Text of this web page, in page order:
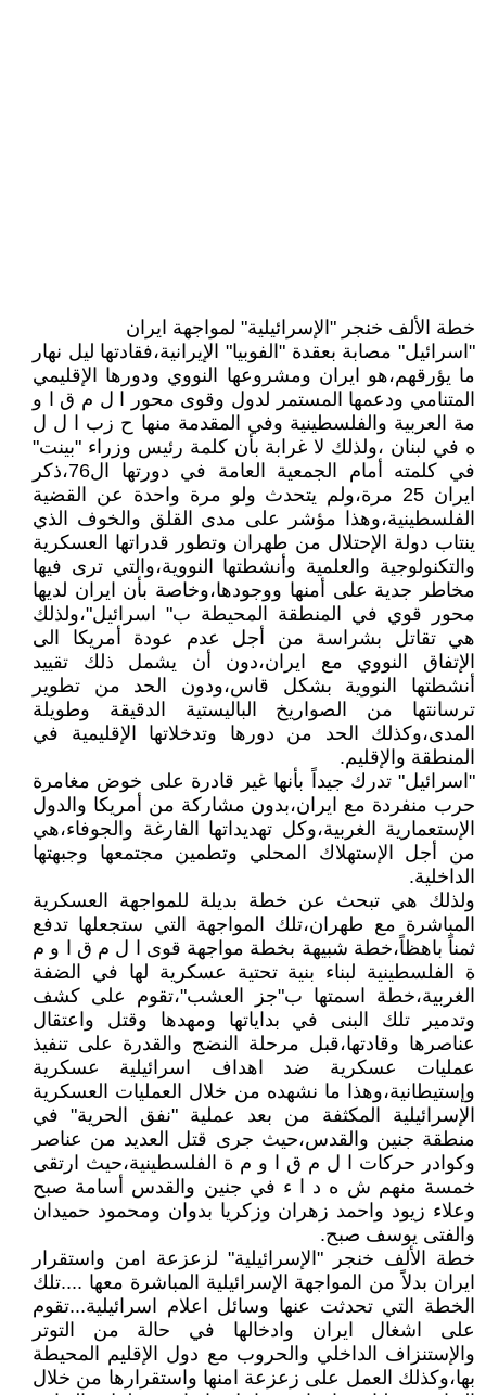
خطة الألف خنجر "الإسرائيلية" لمواجهة ايران
"اسرائيل" مصابة بعقدة "الفوبيا" الإيرانية،فقادتها ليل نهار
ما يؤرقهم،هو ايران ومشروعها النووي ودورها الإقليمي
المتنامي ودعمها المستمر لدول وقوى محور ا ل م ق ا و
مة العربية والفلسطينية وفي المقدمة منها ح زب ا ل ل
ه في لبنان ،ولذلك لا غرابة بأن كلمة رئيس وزراء "بينت"
في كلمته أمام الجمعية العامة في دورتها ال76،ذكر
ايران 25 مرة،ولم يتحدث ولو مرة واحدة عن القضية
الفلسطينية،وهذا مؤشر على مدى القلق والخوف الذي
ينتاب دولة الإحتلال من طهران وتطور قدراتها العسكرية
والتكنولوجية والعلمية وأنشطتها النووية،والتي ترى فيها
مخاطر جدية على أمنها ووجودها،وخاصة بأن ايران لديها
محور قوي في المنطقة المحيطة ب" اسرائيل"،ولذلك
هي تقاتل بشراسة من أجل عدم عودة أمريكا الى
الإتفاق النووي مع ايران،دون أن يشمل ذلك تقييد
أنشطتها النووية بشكل قاس،ودون الحد من تطوير
ترسانتها من الصواريخ الباليستية الدقيقة وطويلة
المدى،وكذلك الحد من دورها وتدخلاتها الإقليمية في
المنطقة والإقليم.
"اسرائيل" تدرك جيداً بأنها غير قادرة على خوض مغامرة
حرب منفردة مع ايران،بدون مشاركة من أمريكا والدول
الإستعمارية الغربية،وكل تهديداتها الفارغة والجوفاء،هي
من أجل الإستهلاك المحلي وتطمين مجتمعها وجبهتها
الداخلية.
ولذلك هي تبحث عن خطة بديلة للمواجهة العسكرية
المباشرة مع طهران،تلك المواجهة التي ستجعلها تدفع
ثمناً باهظاً،خطة شبيهة بخطة مواجهة قوى ا ل م ق ا و م
ة الفلسطينية لبناء بنية تحتية عسكرية لها في الضفة
الغربية،خطة اسمتها ب"جز العشب"،تقوم على كشف
وتدمير تلك البنى في بداياتها ومهدها وقتل واعتقال
عناصرها وقادتها،قبل مرحلة النضج والقدرة على تنفيذ
عمليات عسكرية ضد اهداف اسرائيلية عسكرية
وإستيطانية،وهذا ما نشهده من خلال العمليات العسكرية
الإسرائيلية المكثفة من بعد عملية "نفق الحرية" في
منطقة جنين والقدس،حيث جرى قتل العديد من عناصر
وكوادر حركات ا ل م ق ا و م ة الفلسطينية،حيث ارتقى
خمسة منهم ش ه د ا ء في جنين والقدس أسامة صبح
وعلاء زيود واحمد زهران وزكريا بدوان ومحمود حميدان
والفتى يوسف صبح.
خطة الألف خنجر "الإسرائيلية" لزعزعة امن واستقرار
ايران بدلاً من المواجهة الإسرائيلية المباشرة معها ....تلك
الخطة التي تحدثت عنها وسائل اعلام اسرائيلية...تقوم
على اشغال ايران وادخالها في حالة من التوتر
والإستنزاف الداخلي والحروب مع دول الإقليم المحيطة
بها،وكذلك العمل على زعزعة امنها واستقرارها من خلال